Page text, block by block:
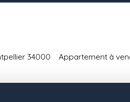
34000 Appartement à